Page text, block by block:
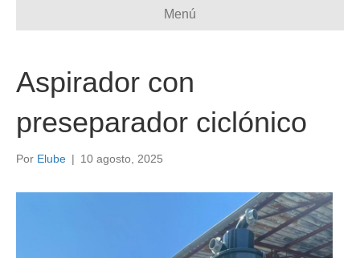
Menú
Aspirador con
preseparador ciclónico
Por Elube | 10 agosto, 2025